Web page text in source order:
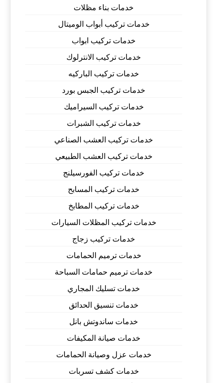
خدمات بناء مظلات
خدمات تركيب أبواب الوميتال
خدمات تركيب ابواب
خدمات تركيب الانترلوك
خدمات تركيب الباركيه
خدمات تركيب الجبس بورد
خدمات تركيب السيراميك
خدمات تركيب الشبرات
خدمات تركيب العشب الصناعي
خدمات تركيب العشب الطبيعي
خدمات تركيب الفورسيلنج
خدمات تركيب المسابح
خدمات تركيب المطابخ
خدمات تركيب المظلات السيارات
خدمات تركيب زجاج
خدمات ترميم الحمامات
خدمات ترميم حمامات السباحة
خدمات تسليك المجاري
خدمات تنسيق الحدائق
خدمات ساندوتش بانل
خدمات صيانة المكيفات
خدمات عزل وصيانة الحمامات
خدمات كشف تسربات